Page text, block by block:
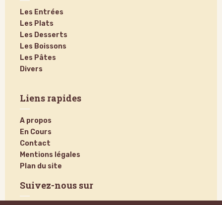
Les Entrées
Les Plats
Les Desserts
Les Boissons
Les Pâtes
Divers
Liens rapides
A propos
En Cours
Contact
Mentions légales
Plan du site
Suivez-nous sur